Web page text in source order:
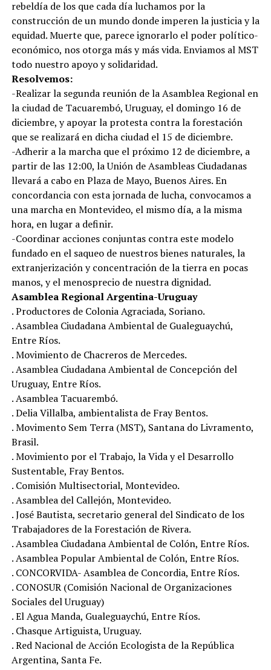
rebeldía de los que cada día luchamos por la
construcción de un mundo donde imperen la justicia y la
equidad. Muerte que, parece ignorarlo el poder político-
económico, nos otorga más y más vida. Enviamos al MST
todo nuestro apoyo y solidaridad.
Resolvemos:
-Realizar la segunda reunión de la Asamblea Regional en
la ciudad de Tacuarembó, Uruguay, el domingo 16 de
diciembre, y apoyar la protesta contra la forestación
que se realizará en dicha ciudad el 15 de diciembre.
-Adherir a la marcha que el próximo 12 de diciembre, a
partir de las 12:00, la Unión de Asambleas Ciudadanas
llevará a cabo en Plaza de Mayo, Buenos Aires. En
concordancia con esta jornada de lucha, convocamos a
una marcha en Montevideo, el mismo día, a la misma
hora, en lugar a definir.
-Coordinar acciones conjuntas contra este modelo
fundado en el saqueo de nuestros bienes naturales, la
extranjerización y concentración de la tierra en pocas
manos, y el menosprecio de nuestra dignidad.
Asamblea Regional Argentina-Uruguay
. Productores de Colonia Agraciada, Soriano.
. Asamblea Ciudadana Ambiental de Gualeguaychú,
Entre Ríos.
. Movimiento de Chacreros de Mercedes.
. Asamblea Ciudadana Ambiental de Concepción del
Uruguay, Entre Ríos.
. Asamblea Tacuarembó.
. Delia Villalba, ambientalista de Fray Bentos.
. Movimento Sem Terra (MST), Santana do Livramento,
Brasil.
. Movimiento por el Trabajo, la Vida y el Desarrollo
Sustentable, Fray Bentos.
. Comisión Multisectorial, Montevideo.
. Asamblea del Callejón, Montevideo.
. José Bautista, secretario general del Sindicato de los
Trabajadores de la Forestación de Rivera.
. Asamblea Ciudadana Ambiental de Colón, Entre Ríos.
. Asamblea Popular Ambiental de Colón, Entre Ríos.
. CONCORVIDA- Asamblea de Concordia, Entre Ríos.
. CONOSUR (Comisión Nacional de Organizaciones
Sociales del Uruguay)
. El Agua Manda, Gualeguaychú, Entre Ríos.
. Chasque Artiguista, Uruguay.
. Red Nacional de Acción Ecologista de la República
Argentina, Santa Fe.